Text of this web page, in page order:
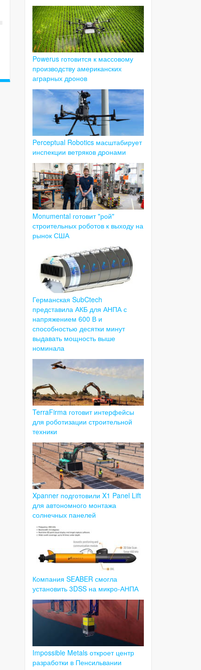
Powerus готовится к массовому
производству американских
аграрных дронов
Perceptual Robotics масштабирует
инспекции ветряков дронами
Monumental готовит "рой"
строительных роботов к выходу на
рынок США
Германская SubCtech
представила АКБ для АНПА с
напряжением 600 В и
способностью десятки минут
выдавать мощность выше
номинала
TerraFirma готовит интерфейсы
для роботизации строительной
техники
Xpanner подготовили X1 Panel Lift
для автономного монтажа
солнечных панелей
Компания SEABER смогла
установить 3DSS на микро-АНПА
Impossible Metals откроет центр
разработки в Пенсильвании